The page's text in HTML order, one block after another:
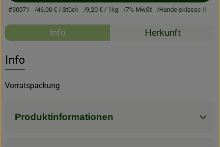
#30071 46,00 €/ Stück 9,20 €/ 1kg 7% MwSt Handelsklasse II
Rezepte
Info Herkunft
Info
Vorratspackung
Produktinformationen